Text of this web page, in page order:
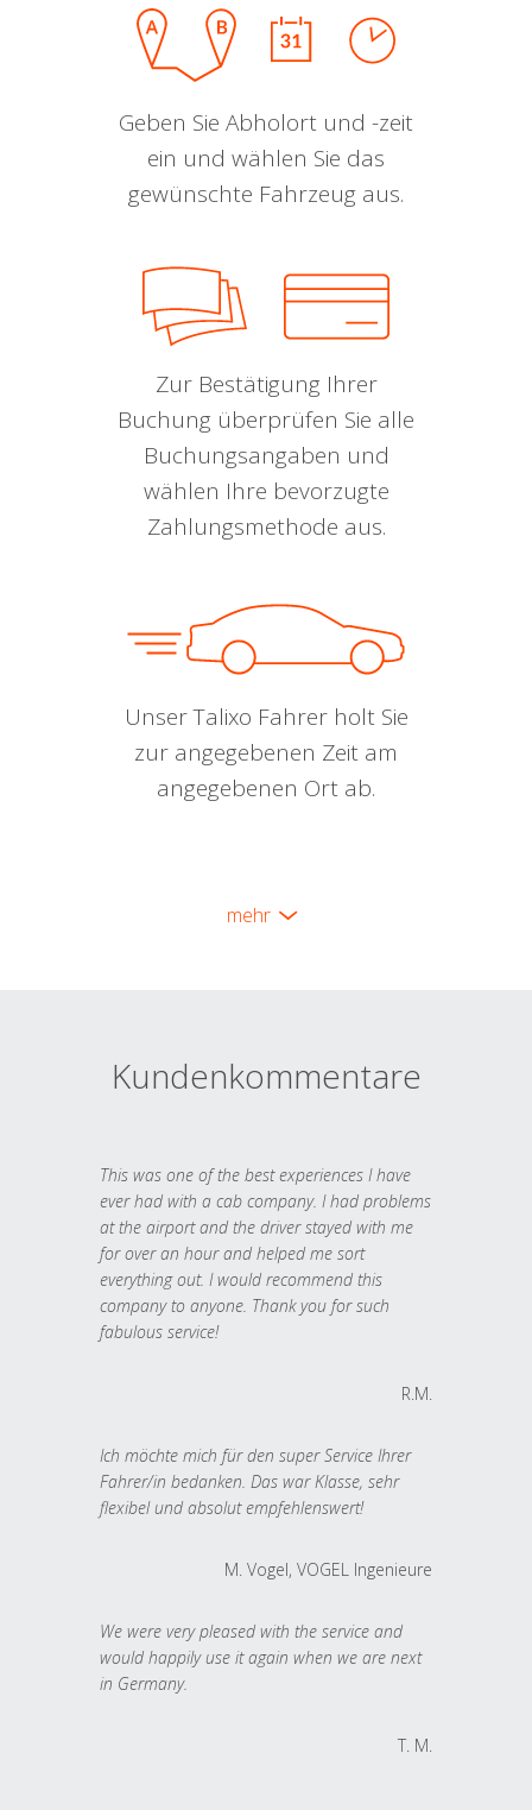
Geben Sie Abholort und -zeit
ein und wählen Sie das
gewünschte Fahrzeug aus.
Zur Bestätigung Ihrer
Buchung überprüfen Sie alle
Buchungsangaben und
wählen Ihre bevorzugte
Zahlungsmethode aus.
Unser Talixo Fahrer holt Sie
zur angegebenen Zeit am
angegebenen Ort ab.
mehr
Kundenkommentare
This was one of the best experiences I have
ever had with a cab company. I had problems
at the airport and the driver stayed with me
for over an hour and helped me sort
everything out. I would recommend this
company to anyone. Thank you for such
fabulous service!
R.M.
Ich möchte mich für den super Service Ihrer
Fahrer/in bedanken. Das war Klasse, sehr
flexibel und absolut empfehlenswert!
M. Vogel, VOGEL Ingenieure
We were very pleased with the service and
would happily use it again when we are next
in Germany.
T. M.